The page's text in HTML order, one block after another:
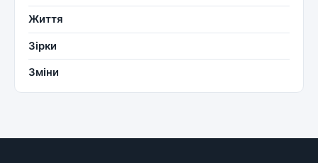
Життя
Зірки
Зміни